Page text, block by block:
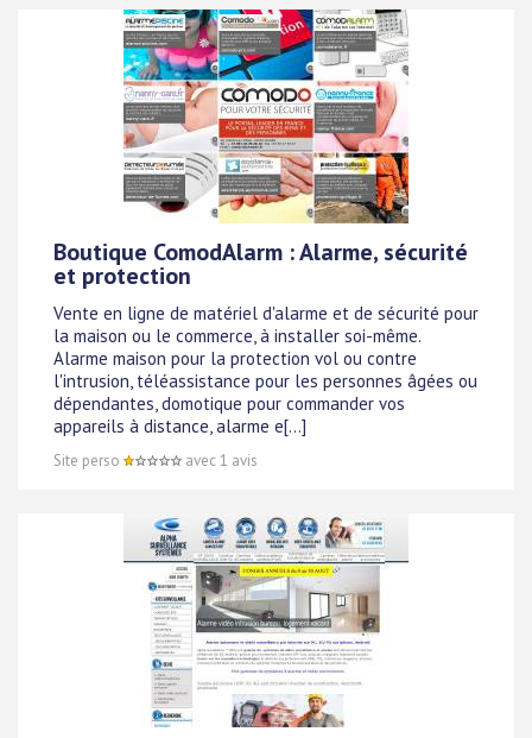
Boutique ComodAlarm : Alarme, sécurité
et protection
Vente en ligne de matériel d'alarme et de sécurité pour
la maison ou le commerce, à installer soi-même.
Alarme maison pour la protection vol ou contre
l'intrusion, téléassistance pour les personnes âgées ou
dépendantes, domotique pour commander vos
appareils à distance, alarme e[...]
Site perso avec 1 avis